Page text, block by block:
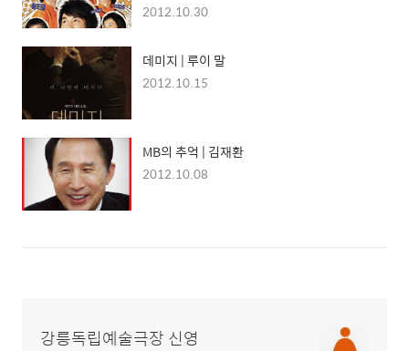
2012.10.30
데미지 | 루이 말
2012.10.15
MB의 추억 | 김재환
2012.10.08
강릉독립예술극장 신영